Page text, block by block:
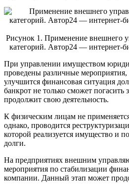
Рисунок 1. Применение внешнего
категорий. Автор24 — интернет-
При управлении имуществом
проведены различные мероприятия,
улучшится финансовая ситуация
банкрот не только сможет погасить
продолжит свою деятельность.
К физическим лицам не
однако, проводится
которой реализуется имущество и
долги.
На предприятиях внешним
мероприятия по стабилизации
компании. Данный этап может